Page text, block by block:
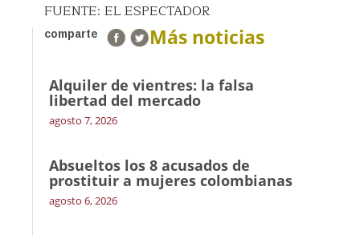
FUENTE: EL ESPECTADOR
comparte Más noticias
Alquiler de vientres: la falsa
libertad del mercado
agosto 7, 2026
Absueltos los 8 acusados de
prostituir a mujeres colombianas
agosto 6, 2026